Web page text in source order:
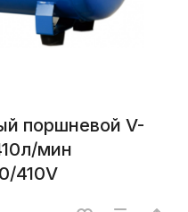
поршневой V-
мин
410V